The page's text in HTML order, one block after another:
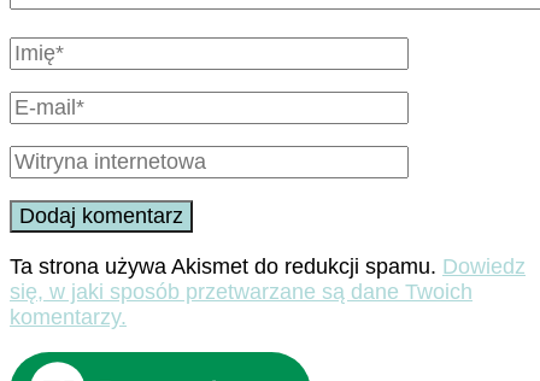
Ta strona używa Akismet do redukcji spamu. Dowiedz
się, w jaki sposób przetwarzane są dane Twoich
komentarzy.